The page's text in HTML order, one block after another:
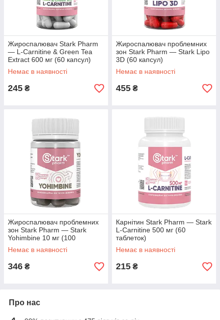
Жироспалювач Stark Pharm
— L-Carnitine & Green Tea
Extract 600 мг (60 капсул)
Немає в наявності
245 ₴
Жироспалювач проблемних
зон Stark Pharm — Stark Lipo
3D (60 капсул)
Немає в наявності
455 ₴
Жироспалювач проблемних
зон Stark Pharm — Stark
Yohimbine 10 мг (100
таблеток)
Немає в наявності
346 ₴
Карнітин Stark Pharm — Stark
L-Carnitine 500 мг (60
таблеток)
Немає в наявності
215 ₴
Про нас